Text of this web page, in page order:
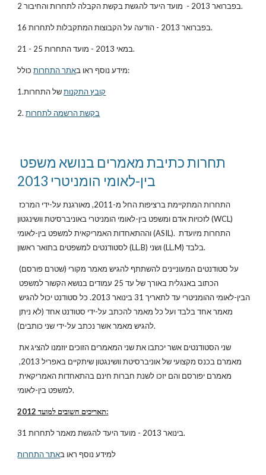
2 בפברואר 2013 -  מועד היעד להגשת בקשת הקבלה לתחרות והחיבור.
16 בפברואר 2013 - הודעה על הקבוצות המתקבלות לתחרות.
21 - 25 במאי 2013 - מועד התחרות.
מידע נוסף ראו באתר התחרות כולל:
1. קובץ התקנות של התחרות
2. בקשת הרשמה לתחרות
בין-לאומי הומניטרי 2013
התחרות המתקיימת ברציפות החל מ-2011, מאורגנת על-ידי המרכז
לזכויות אדם ומשפט בין-לאומי הומניטרי באוניברסיטת וושינגטון (WCL)
וההתאחדות האמריקאית למשפט בין-לאומי (ASIL). התחרות מיועדת
לסטודנטים למשפטים בתואר ראשון (LL.B) ושני (LL.M) בלבד.
על סטודנטים המעוניינים להשתתף להגיש מאמר מקורי (שטרם פורסם)
הבין-לאומי ההומניטרי עד לתאריך 31 בינואר 2013. כל סטודנט יכול להגיש
להגיש מאמר אשר נכתב על-ידי שני כותבים).
שני הסטודנטים אשר יכתבו את שני המאמרים הזוכים יוזמנו להציג את
מאמרם בכנס מקצועי של אוניברסיטת וושינגטון שיתקיים באפריל 2013,
מאמרם יפורסם והם יזכו לשנת חברות חינם בהתאחדות האמריקאית
למשפט בין-לאומי.
תאריכים חשובים למועד 2012:
31 בינואר 2013 - מועד היעד להגשת מאמר לתחרות.
למידע נוסף ראו באתר התחרות